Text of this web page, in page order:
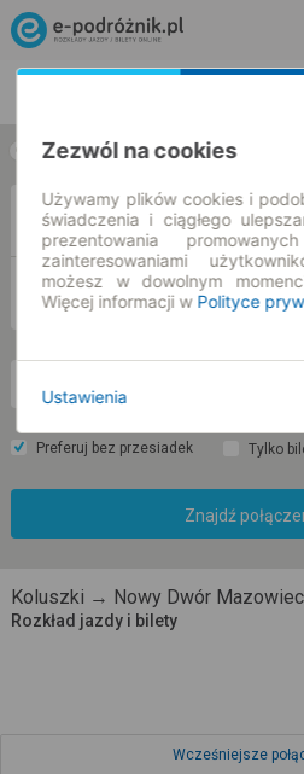
w jedną stronę w obie
Z
DO
pt. 7 sie.
Preferuj bez przesiadek Tylko
Znajdź
Koluszki → Nowy Dwór
Rozkład jazdy i bilety
Wcześniejsze
Zezwól na cookies
Używamy plików cookies i
świadczenia i ciągłego
prezentowania
zainteresowaniami
możesz w dowolnym
Więcej informacji w Polityce
Ustawienia